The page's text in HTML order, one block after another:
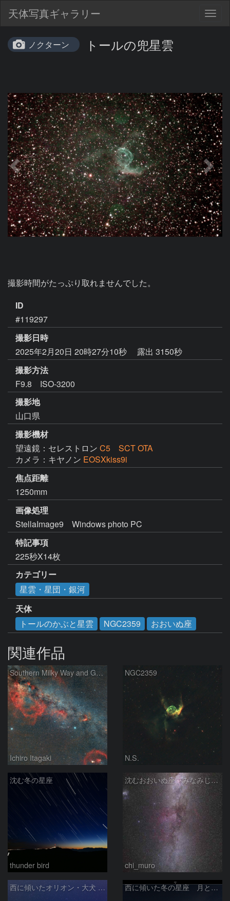
天体写真ギャラリー
ノクターン トールの兜星雲
撮影時間がたっぷり取れませんでした。
ID
#119297
撮影日時
2025年2月20日 20時27分10秒
露出 3150秒
撮影方法
F9.8 ISO-3200
撮影地
山口県
撮影機材
望遠鏡：セレストロン C5 SCT OTA
カメラ：キヤノン EOSXkiss9i
焦点距離
1250mm
画像処理
StellaImage9　Windows photo PC
特記事項
225秒X14枚
カテゴリー
星雲・星団・銀河
天体
トールのかぶと星雲
NGC2359 おおいぬ座
関連作品
Southern Milky Way and Gum Nebula
Ichiro Itagaki
NGC2359
N.S.
沈む冬の星座
thunder bird
沈むおおいぬ座～みなみじゅうじ座の天の川
chi_muro
西に傾いたオリオン・大犬 (2026/04/21) 西に傾いた冬の星座 月と金星＆木星